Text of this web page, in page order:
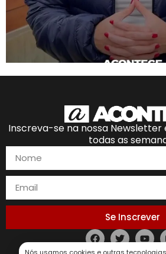
Inscreva-se na nossa Newsletter
todas as
Se Inscrever